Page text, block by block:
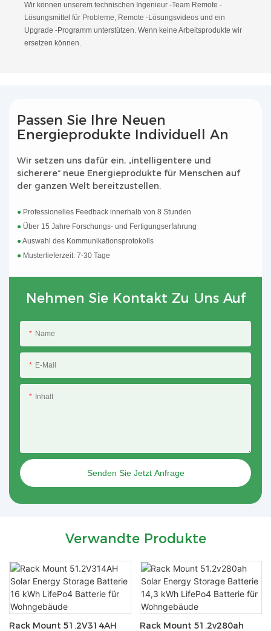
Wir können unserem technischen Ingenieur -Team Remote -
Lösungsmittel für Probleme, Remote -Lösungsvideos und ein
Upgrade -Programm unterstützen. Wenn keine Arbeitsprodukte wir
ersetzen können.
Passen Sie Ihre Neuen
Energieprodukte Individuell An
Wir setzen uns dafür ein, „intelligentere und
sicherere“ neue Energieprodukte für Menschen auf
der ganzen Welt bereitzustellen.
● Professionelles Feedback innerhalb von 8 Stunden
● Über 15 Jahre Forschungs- und Fertigungserfahrung
●Auswahl des Kommunikationsprotokolls
● Musterlieferzeit: 7-30 Tage
Nehmen Sie Kontakt Zu Uns Auf
Name
E-Mail
Inhalt
Senden Sie Jetzt Anfrage
Verwandte Produkte
Rack Mount 51.2V314AH Rack Mount 51.2v280ah